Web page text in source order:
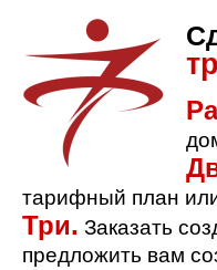
тарифный план
Три. Заказать
предложить вам